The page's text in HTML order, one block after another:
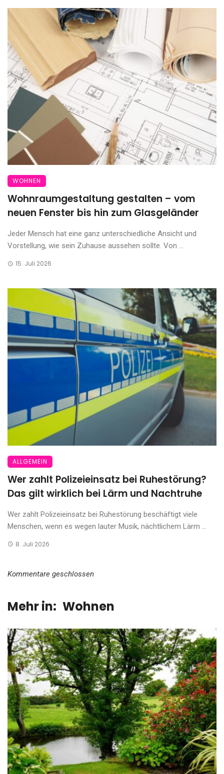
WOHNEN
Wohnraumgestaltung gestalten – vom
neuen Fenster bis hin zum Glasgeländer
Jeder Mensch hat eine ganz unterschiedliche Ansicht und
Vorstellung, wie sein Zuhause aussehen sollte. Von ...
15. Juli 2026
ALLGEMEIN
Wer zahlt Polizeieinsatz bei Ruhestörung?
Das gilt wirklich bei Lärm und Nachtruhe
Wer zahlt Polizeieinsatz bei Ruhestörung beschäftigt viele
Menschen, wenn es wegen lauter Musik, nächtlichem Lärm ...
8. Juli 2026
Kommentare geschlossen
Mehr in: Wohnen